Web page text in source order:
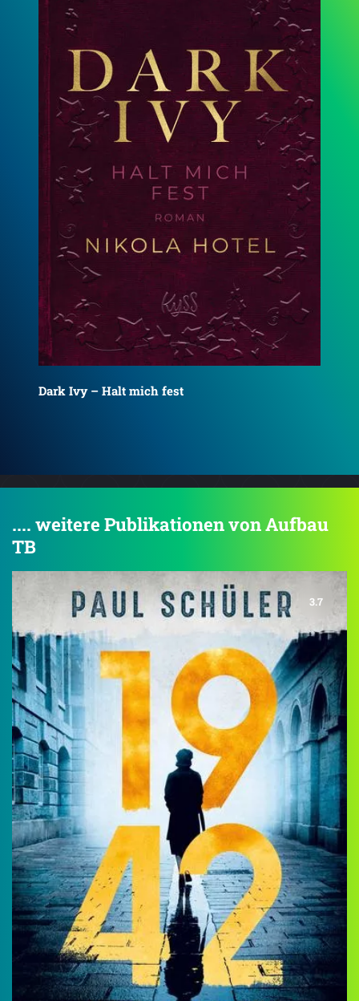
Dark Ivy – Wenn ich falle
.... weitere Publikationen von Aufbau
TB
3.7